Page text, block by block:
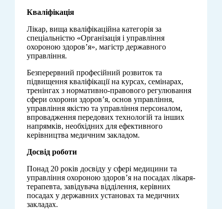
Кваліфікація
Лікар, вища кваліфікаційна категорія за
спеціальністю «Організація і управління
охороною здоров’я», магістр державного
управління.
Безперервний професійний розвиток та
підвищення кваліфікації на курсах, семінарах,
тренінгах з нормативно-правового регулювання
сфери охорони здоров’я, основ управління,
управління якістю та управління персоналом,
впровадження передових технологій та інших
напрямків, необхідних для ефективного
керівництва медичним закладом.
Досвід роботи
Понад 20 років досвіду у сфері медицини та
управління охороною здоров’я на посадах лікаря-
терапевта, завідувача відділення, керівних
посадах у державних установах та медичних
закладах.